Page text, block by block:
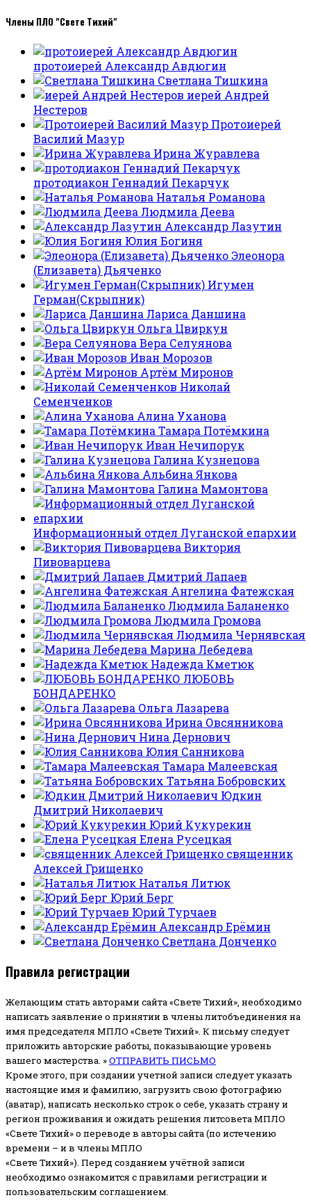
Члены ПЛО "Свете Тихий"
протоиерей Александр Авдюгин
Светлана Тишкина
иерей Андрей
Нестеров
Протоиерей
Василий Мазур
Ирина Журавлева
протодиакон Геннадий Пекарчук
Наталья Романова
Людмила Деева
Александр Лазутин
Юлия Богиня
Элеонора
(Елизавета) Дьяченко
Игумен
Герман(Скрыпник)
Лариса Даншина
Ольга Цвиркун
Вера Селуянова
Иван Морозов
Артём Миронов
Николай
Семенченков
Алина Уханова
Тамара Потёмкина
Иван Нечипорук
Галина Кузнецова
Альбина Янкова
Галина Мамонтова
Информационный отдел Луганской епархии
Виктория
Пивоварцева
Дмитрий Лапаев
Ангелина Фатежская
Людмила Баланенко
Людмила Громова
Людмила Чернявская
Марина Лебедева
Надежда Кметюк
ЛЮБОВЬ
БОНДАРЕНКО
Ольга Лазарева
Ирина Овсянникова
Нина Дернович
Юлия Санникова
Тамара Малеевская
Татьяна Бобровских
Юдкин
Дмитрий Николаевич
Юрий Кукурекин
Елена Русецкая
священник
Алексей Грищенко
Наталья Литюк
Юрий Берг
Юрий Турчаев
Александр Ерёмин
Светлана Донченко
Правила регистрации
Желающим стать авторами сайта «Свете Тихий», необходимо
написать заявление о принятии в члены литобъединения на
имя председателя МПЛО «Свете Тихий». К письму следует
приложить авторские работы, показывающие уровень
вашего мастерства. »ОТПРАВИТЬ ПИСЬМО
Кроме этого, при создании учетной записи следует указать
настоящие имя и фамилию, загрузить свою фотографию
(аватар), написать несколько строк о себе, указать страну и
регион проживания и ожидать решения литсовета МПЛО
«Свете Тихий» о переводе в авторы сайта (по истечению
времени – и в члены МПЛО
«Свете Тихий»). Перед созданием учётной записи
необходимо ознакомится с правилами регистрации и
пользовательским соглашением.